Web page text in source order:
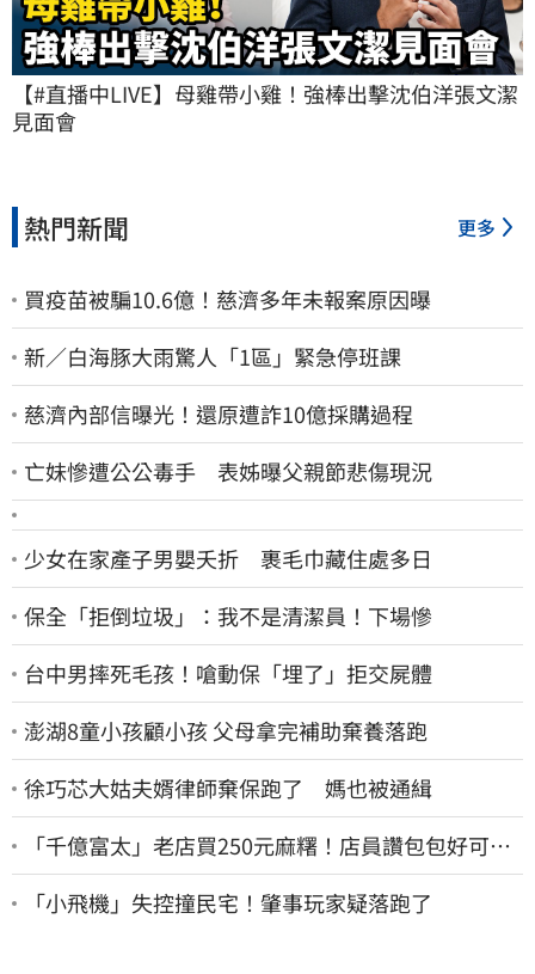
【#直播中LIVE】母雞帶小雞！強棒出擊沈伯洋張文潔
見面會
熱門新聞 更多
買疫苗被騙10.6億！慈濟多年未報案原因曝
新／白海豚大雨驚人「1區」緊急停班課
慈濟內部信曝光！還原遭詐10億採購過程
亡妹慘遭公公毒手 表姊曝父親節悲傷現況
少女在家產子男嬰夭折 裹毛巾藏住處多日
保全「拒倒垃圾」：我不是清潔員！下場慘
台中男摔死毛孩！嗆動保「埋了」拒交屍體
澎湖8童小孩顧小孩 父母拿完補助棄養落跑
徐巧芯大姑夫婿律師棄保跑了 媽也被通緝
「千億富太」老店買250元麻糬！店員讚包包好可
愛 笑回：我自己做的
「小飛機」失控撞民宅！肇事玩家疑落跑了